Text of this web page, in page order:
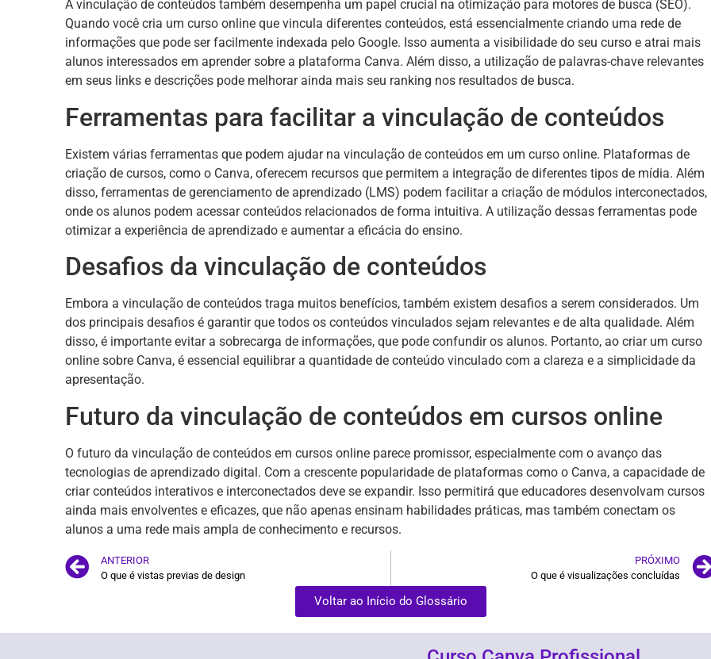
A vinculação de conteúdos também desempenha um papel crucial na otimização para motores de busca (SEO).
Quando você cria um curso online que vincula diferentes conteúdos, está essencialmente criando uma rede de
informações que pode ser facilmente indexada pelo Google. Isso aumenta a visibilidade do seu curso e atrai mais
alunos interessados em aprender sobre a plataforma Canva. Além disso, a utilização de palavras-chave relevantes
em seus links e descrições pode melhorar ainda mais seu ranking nos resultados de busca.
Ferramentas para facilitar a vinculação de conteúdos
Existem várias ferramentas que podem ajudar na vinculação de conteúdos em um curso online. Plataformas de
criação de cursos, como o Canva, oferecem recursos que permitem a integração de diferentes tipos de mídia. Além
disso, ferramentas de gerenciamento de aprendizado (LMS) podem facilitar a criação de módulos interconectados,
onde os alunos podem acessar conteúdos relacionados de forma intuitiva. A utilização dessas ferramentas pode
otimizar a experiência de aprendizado e aumentar a eficácia do ensino.
Desafios da vinculação de conteúdos
Embora a vinculação de conteúdos traga muitos benefícios, também existem desafios a serem considerados. Um
dos principais desafios é garantir que todos os conteúdos vinculados sejam relevantes e de alta qualidade. Além
disso, é importante evitar a sobrecarga de informações, que pode confundir os alunos. Portanto, ao criar um curso
online sobre Canva, é essencial equilibrar a quantidade de conteúdo vinculado com a clareza e a simplicidade da
apresentação.
Futuro da vinculação de conteúdos em cursos online
O futuro da vinculação de conteúdos em cursos online parece promissor, especialmente com o avanço das
tecnologias de aprendizado digital. Com a crescente popularidade de plataformas como o Canva, a capacidade de
criar conteúdos interativos e interconectados deve se expandir. Isso permitirá que educadores desenvolvam cursos
ainda mais envolventes e eficazes, que não apenas ensinam habilidades práticas, mas também conectam os
alunos a uma rede mais ampla de conhecimento e recursos.
ANTERIOR
O que é vistas previas de design
PRÓXIMO
O que é visualizações concluídas
Voltar ao Início do Glossário